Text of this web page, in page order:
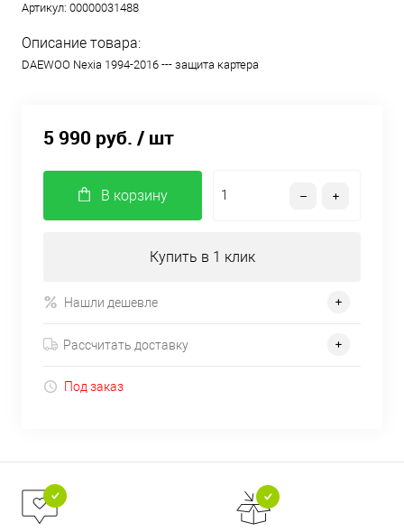
Артикул: 00000031488
Описание товара:
DAEWOO Nexia 1994-2016 --- защита картера
5 990 руб. / шт
В корзину
Купить в 1 клик
Нашли дешевле
Рассчитать доставку
Под заказ